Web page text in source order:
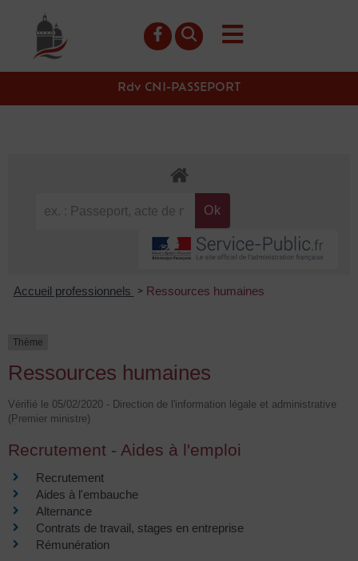
principal
Rdv CNI-PASSEPORT
Accueil professionnels > Ressources humaines
Thème
Ressources humaines
Vérifié le 05/02/2020 - Direction de l'information légale et administrative
(Premier ministre)
Recrutement - Aides à l'emploi
Recrutement
Aides à l'embauche
Alternance
Contrats de travail, stages en entreprise
Rémunération